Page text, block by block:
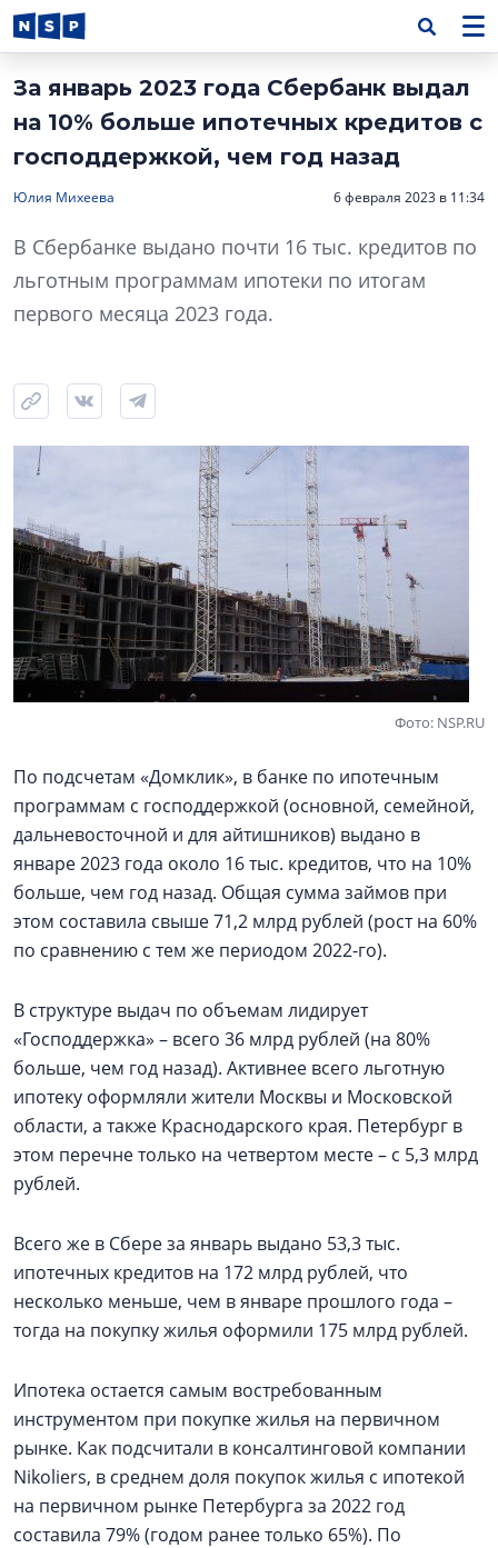
За январь 2023 года Сбербанк выдал
на 10% больше ипотечных кредитов с
господдержкой, чем год назад
Юлия Михеева 6 февраля 2023 в 11:34
В Сбербанке выдано почти 16 тыс. кредитов по
льготным программам ипотеки по итогам
первого месяца 2023 года.
Фото: NSP.RU
По подсчетам «Домклик», в банке по ипотечным
программам с господдержкой (основной, семейной,
дальневосточной и для айтишников) выдано в
январе 2023 года около 16 тыс. кредитов, что на 10%
больше, чем год назад. Общая сумма займов при
этом составила свыше 71,2 млрд рублей (рост на 60%
по сравнению с тем же периодом 2022-го).
В структуре выдач по объемам лидирует
«Господдержка» – всего 36 млрд рублей (на 80%
больше, чем год назад). Активнее всего льготную
ипотеку оформляли жители Москвы и Московской
области, а также Краснодарского края. Петербург в
этом перечне только на четвертом месте – с 5,3 млрд
рублей.
Всего же в Сбере за январь выдано 53,3 тыс.
ипотечных кредитов на 172 млрд рублей, что
несколько меньше, чем в январе прошлого года –
тогда на покупку жилья оформили 175 млрд рублей.
Ипотека остается самым востребованным
инструментом при покупке жилья на первичном
рынке. Как подсчитали в консалтинговой компании
Nikoliers, в среднем доля покупок жилья с ипотекой
на первичном рынке Петербурга за 2022 год
составила 79% (годом ранее только 65%). По